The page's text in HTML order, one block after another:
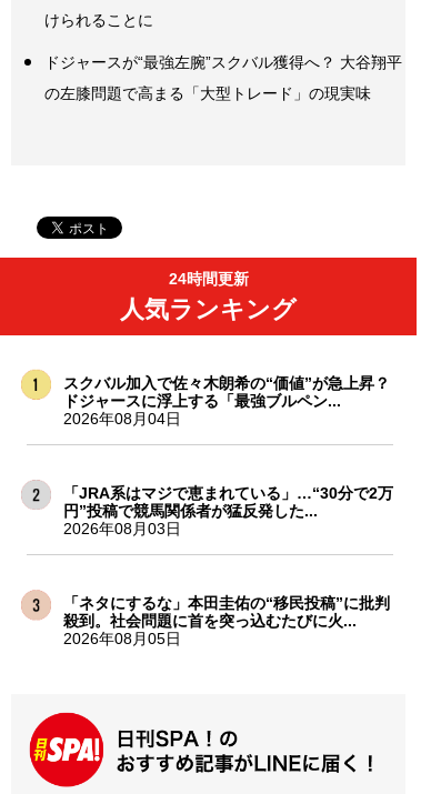
けられることに
ドジャースが“最強左腕”スクバル獲得へ？ 大谷翔平
の左膝問題で高まる「大型トレード」の現実味
24時間更新
人気ランキング
スクバル加入で佐々木朗希の“価値”が急上昇？
ドジャースに浮上する「最強ブルペン...
2026年08月04日
「JRA系はマジで恵まれている」…“30分で2万
円”投稿で競馬関係者が猛反発した...
2026年08月03日
「ネタにするな」本田圭佑の“移民投稿”に批判
殺到。社会問題に首を突っ込むたびに火...
2026年08月05日